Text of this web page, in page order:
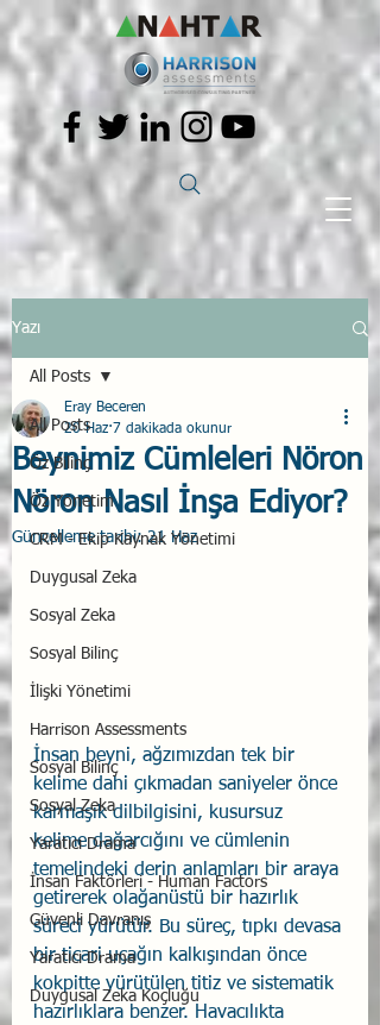
Yazı
All Posts
Öz Bilinç
Öz Yönetim
CRM - Ekip Kaynak Yönetimi
Duygusal Zeka
Sosyal Zeka
Sosyal Bilinç
İlişki Yönetimi
Harrison Assessments
Sosyal Bilinç
Sosyal Zeka
Yaratıcı Drama
İnsan Faktörleri - Human Factors
Güvenli Davranış
Yaratıcı Drama
Duygusal Zeka Koçluğu
All Posts
Beynimiz Cümleleri Nöron
Nöron Nasıl İnşa Ediyor?
Eray Beceren
20 Haz 7 dakikada okunur
Güncelleme tarihi:21 Haz
İnsan beyni, ağzımızdan tek bir
kelime dahi çıkmadan saniyeler önce
karmaşık dilbilgisini, kusursuz
kelime dağarcığını ve cümlenin
temelindeki derin anlamları bir araya
getirerek olağanüstü bir hazırlık
süreci yürütür. Bu süreç, tıpkı devasa
bir ticari uçağın kalkışından önce
kokpitte yürütülen titiz ve sistematik
hazırlıklara benzer. Havacılıkta